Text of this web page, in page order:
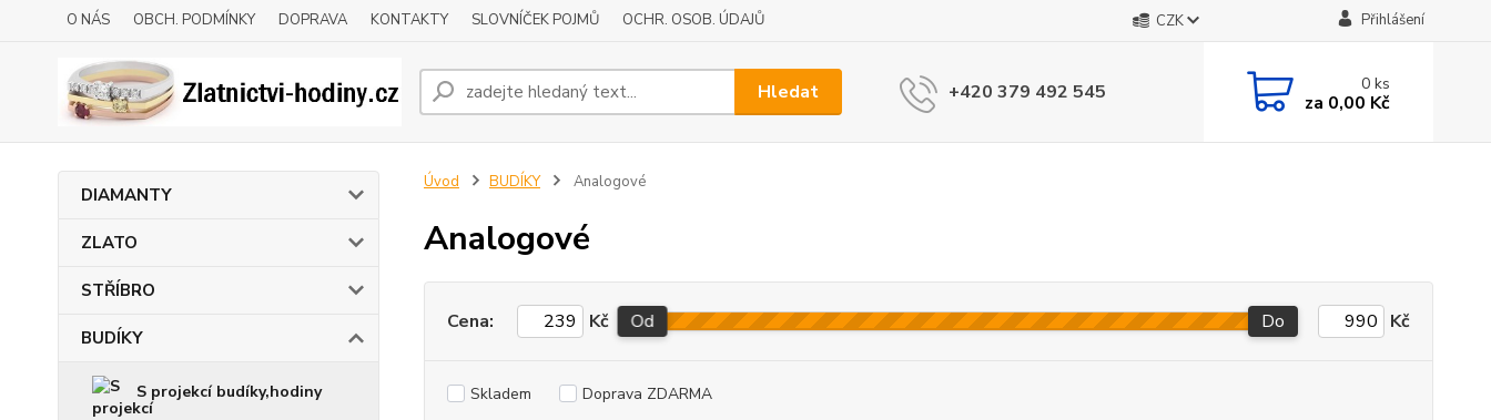
O NÁS OBCH. PODMÍNKY DOPRAVA KONTAKTY SLOVNÍČEK POJMŮ OCHR. OSOB. ÚDAJŮ CZK Přihlášení
Hledat +420 379 492 545 0ks
za 0,00 Kč
DIAMANTY
ZLATO
STŘÍBRO
BUDÍKY
S projekcí budíky,hodiny
Úvod BUDÍKY Analogové
Analogové
Cena: Kč Od Do Kč
Skladem Doprava ZDARMA